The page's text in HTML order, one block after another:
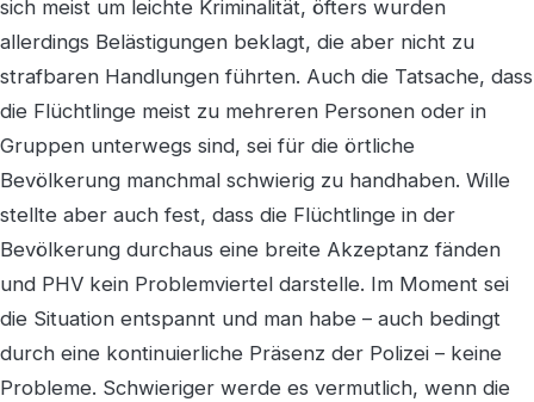
sich meist um leichte Kriminalität, öfters wurden
allerdings Belästigungen beklagt, die aber nicht zu
strafbaren Handlungen führten. Auch die Tatsache, dass
die Flüchtlinge meist zu mehreren Personen oder in
Gruppen unterwegs sind, sei für die örtliche
Bevölkerung manchmal schwierig zu handhaben. Wille
stellte aber auch fest, dass die Flüchtlinge in der
Bevölkerung durchaus eine breite Akzeptanz fänden
und PHV kein Problemviertel darstelle. Im Moment sei
die Situation entspannt und man habe – auch bedingt
durch eine kontinuierliche Präsenz der Polizei – keine
Probleme. Schwieriger werde es vermutlich, wenn die